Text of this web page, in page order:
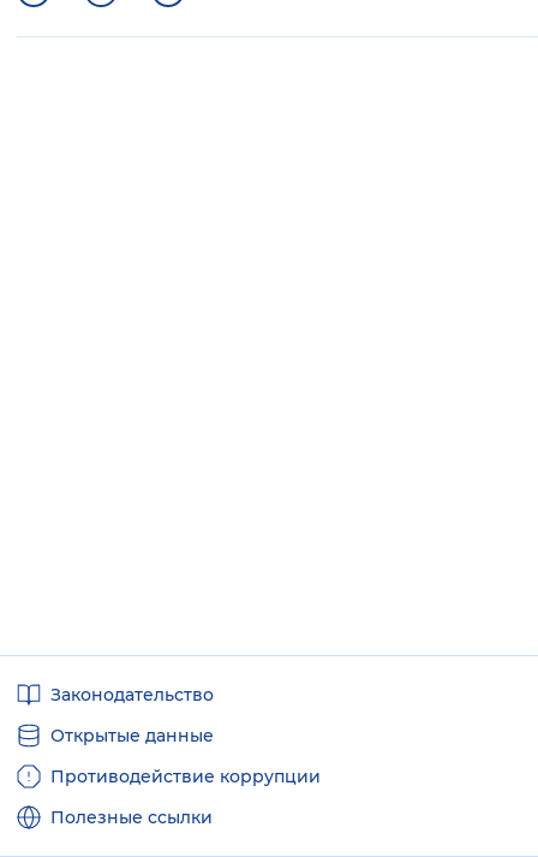
ссылкиЗаконодательство
Открытые данные
Противодействие коррупции
Полезные ссылки